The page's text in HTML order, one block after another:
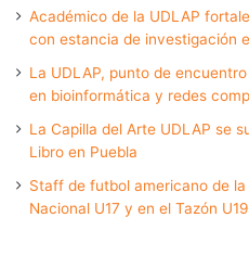
Académico de la UDLAP
con estancia de investigación
La UDLAP, punto de
en bioinformática y redes
La Capilla del Arte UDLAP se
Libro en Puebla
Staff de futbol americano de
Nacional U17 y en el Tazón U19